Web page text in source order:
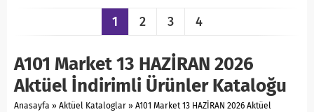
1 2 3 4
A101 Market 13 HAZİRAN 2026
Aktüel İndirimli Ürünler Kataloğu
Anasayfa » Aktüel Kataloglar » A101 Market 13 HAZİRAN 2026 Aktüel